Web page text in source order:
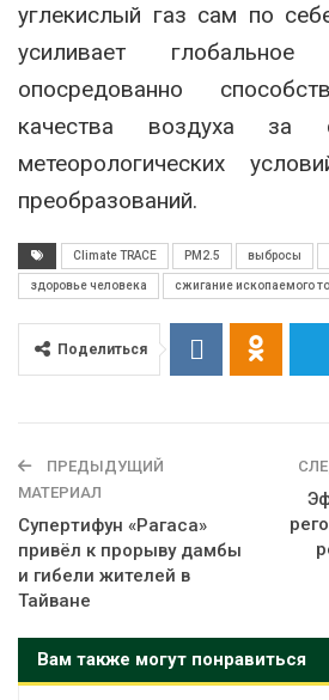
углекислый газ сам по
усиливает
опосредованно
качества воздуха за
метеорологических
преобразований.
Climate TRACE PM2.5 выбросы
здоровье человека сжигание ископаемого
Поделиться
ПРЕДЫДУЩИЙ
МАТЕРИАЛ
Супертифун «Рагаса»
привёл к прорыву дамбы
и гибели жителей в
Тайване
Вам также могут понравиться